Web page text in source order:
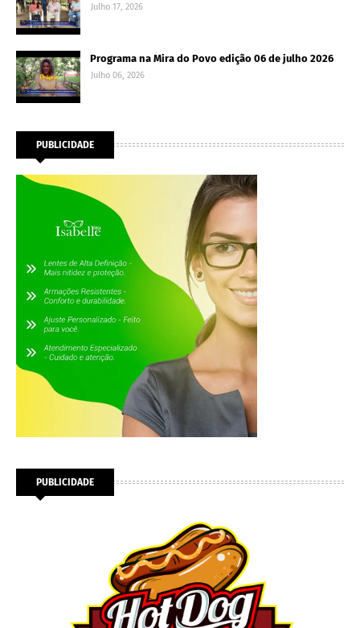
Julho 17, 2026
Programa na Mira do Povo edição 06 de julho 2026
Julho 06, 2026
PUBLICIDADE
PUBLICIDADE